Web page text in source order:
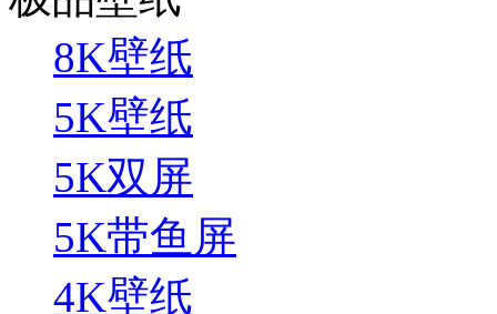
8K壁纸
5K壁纸
5K双屏
5K带鱼屏
4K壁纸